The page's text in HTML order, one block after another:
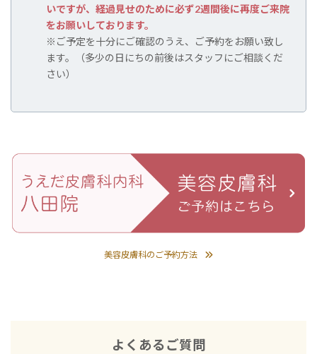
いですが、経過見せのために必ず2週間後に再度ご来院
をお願いしております。
※ご予定を十分にご確認のうえ、ご予約をお願い致し
ます。（多少の日にちの前後はスタッフにご相談くだ
さい）
美容皮膚科のご予約方法
よくあるご質問